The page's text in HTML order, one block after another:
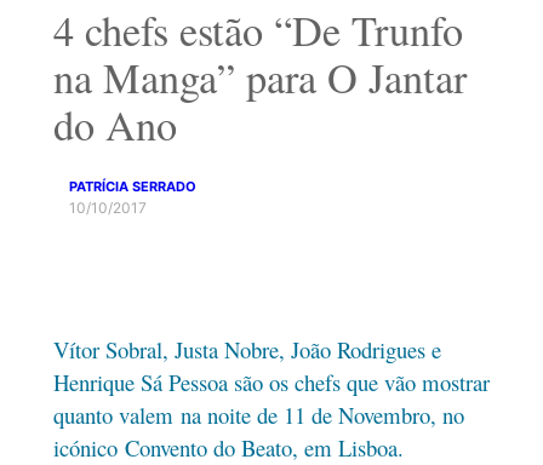
4 chefs estão “De Trunfo
na Manga” para O Jantar
do Ano
PATRÍCIA SERRADO
10/10/2017
Vítor Sobral, Justa Nobre, João Rodrigues e
Henrique Sá Pessoa são os chefs que vão mostrar
quanto valem na noite de 11 de Novembro, no
icónico Convento do Beato, em Lisboa.